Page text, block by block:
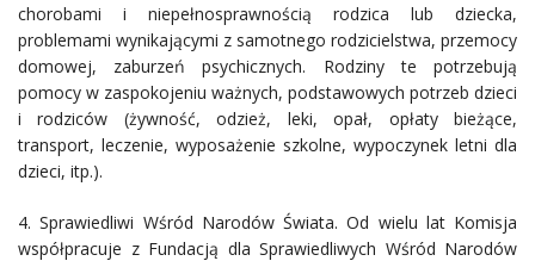
chorobami i niepełnosprawnością rodzica lub dziecka,
problemami wynikającymi z samotnego rodzicielstwa, przemocy
domowej, zaburzeń psychicznych. Rodziny te potrzebują
pomocy w zaspokojeniu ważnych, podstawowych potrzeb dzieci
i rodziców (żywność, odzież, leki, opał, opłaty bieżące,
transport, leczenie, wyposażenie szkolne, wypoczynek letni dla
dzieci, itp.).
4. Sprawiedliwi Wśród Narodów Świata. Od wielu lat Komisja
współpracuje z Fundacją dla Sprawiedliwych Wśród Narodów